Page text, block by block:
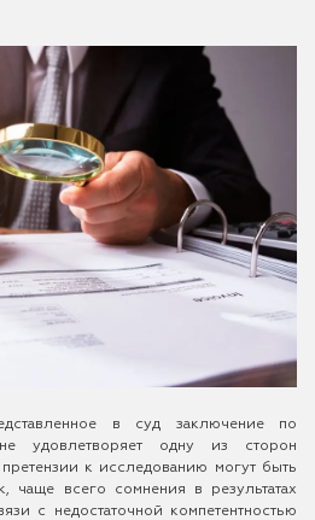
в суд заключение по
не удовлетворяет одну из сторон
к исследованию могут быть
чаще всего сомнения в результатах
с недостаточной компетентностью